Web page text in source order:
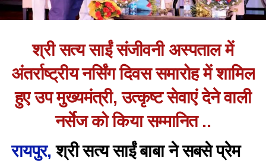
श्री सत्य साईं संजीवनी अस्पताल में
अंतर्राष्ट्रीय नर्सिंग दिवस समारोह में शामिल
हुए उप मुख्यमंत्री, उत्कृष्ट सेवाएं देने वाली
नर्सेज को किया सम्मानित ..
रायपुर,श्री सत्य साईं बाबा ने सबसे प्रेम